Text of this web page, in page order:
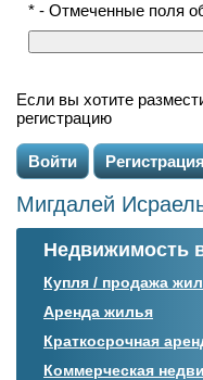
* - Отмеченные поля
Если вы хотите
регистрацию
Войти
Мигдалей
Недвижимость
Купля / продажа
Аренда жилья
Краткосрочная
Коммерческая